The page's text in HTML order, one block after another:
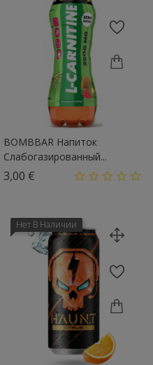
BOMBBAR Напиток
Слабогазированный...
3,00 €
Нет В Наличии